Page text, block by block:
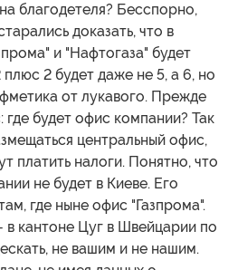
благодетеля? Бесспорно,
доказать, что в
и "Нафтогаза" будет
2 будет даже не 5, а 6, но
от лукавого. Прежде
где будет офис компании? Так
центральный офис,
платить налоги. Понятно, что
не будет в Киеве. Его
где ныне офис "Газпрома".
кантоне Цуг в Швейцарии по
не вашим и не нашим.